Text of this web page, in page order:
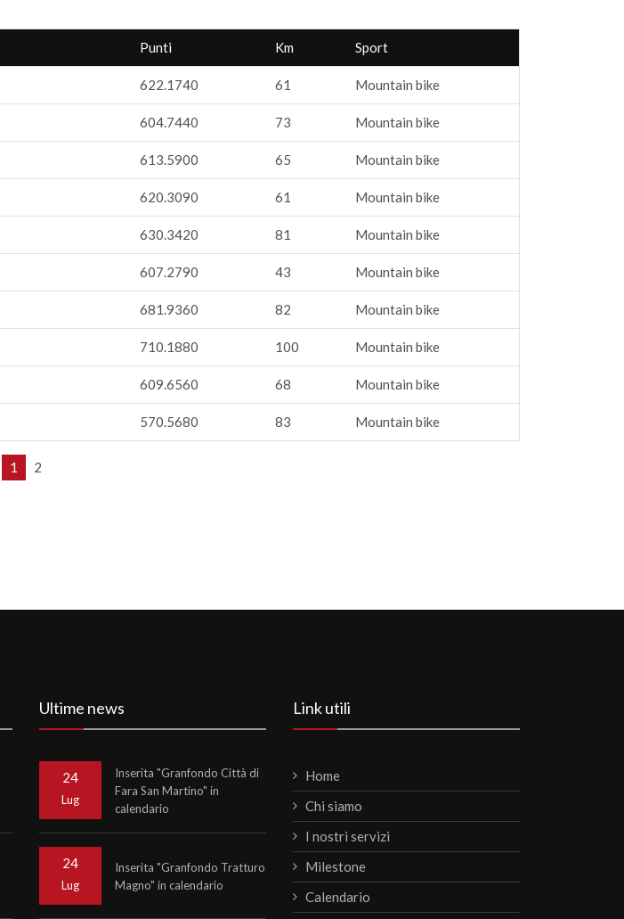
Punti Km Sport
622.1740 61 Mountain bike
604.7440 73 Mountain bike
613.5900 65 Mountain bike
620.3090 61 Mountain bike
630.3420 81 Mountain bike
607.2790 43 Mountain bike
681.9360 82 Mountain bike
710.1880 100 Mountain bike
609.6560 68 Mountain bike
570.5680 83 Mountain bike
1 2
Ultime news
24
Lug
Inserita "Granfondo Città di
Fara San Martino" in
calendario
24
Lug
Inserita "Granfondo Tratturo
Magno" in calendario
Link utili
Home
Chi siamo
I nostri servizi
Milestone
Calendario